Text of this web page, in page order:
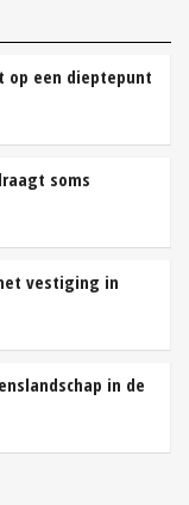
op een dieptepunt
soms
vestiging in
in de